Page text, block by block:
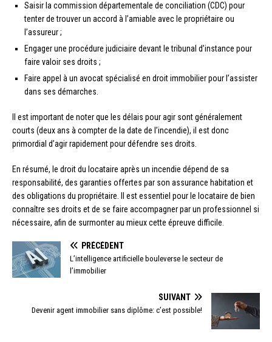
Saisir la commission départementale de conciliation (CDC) pour
tenter de trouver un accord à l’amiable avec le propriétaire ou
l’assureur ;
Engager une procédure judiciaire devant le tribunal d’instance pour
faire valoir ses droits ;
Faire appel à un avocat spécialisé en droit immobilier pour l’assister
dans ses démarches.
Il est important de noter que les délais pour agir sont généralement
courts (deux ans à compter de la date de l’incendie), il est donc
primordial d’agir rapidement pour défendre ses droits.
En résumé, le droit du locataire après un incendie dépend de sa
responsabilité, des garanties offertes par son assurance habitation et
des obligations du propriétaire. Il est essentiel pour le locataire de bien
connaître ses droits et de se faire accompagner par un professionnel si
nécessaire, afin de surmonter au mieux cette épreuve difficile.
PRÉCÉDENT
L’intelligence artificielle bouleverse le secteur de
l’immobilier
SUIVANT
Devenir agent immobilier sans diplôme: c’est possible!